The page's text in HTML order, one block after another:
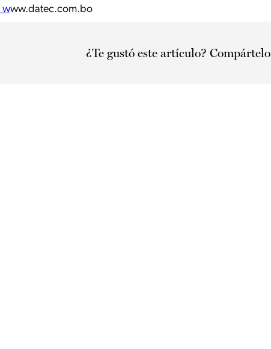
www.datec.com.bo
¿Te gustó este artículo? Compártelo